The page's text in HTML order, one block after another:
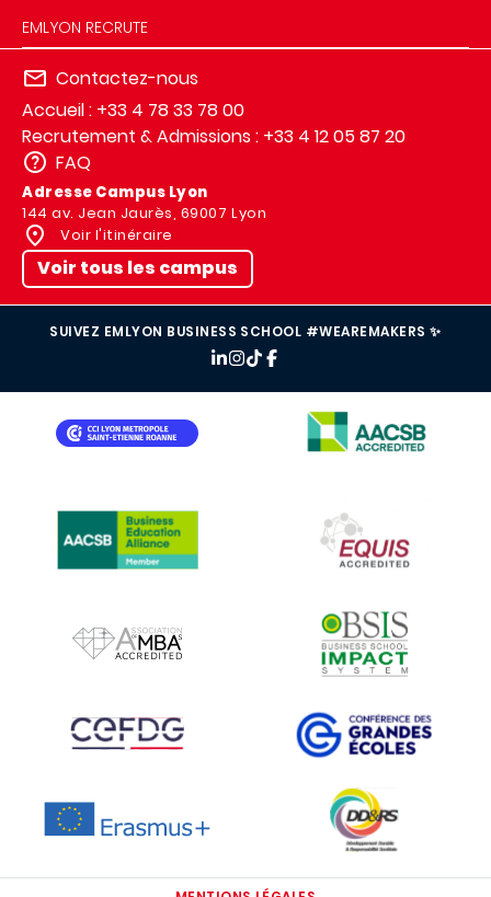
EMLYON RECRUTE
Contactez-nous
Accueil : +33 4 78 33 78 00
Recrutement & Admissions : +33 4 12 05 87 20
FAQ
Adresse Campus Lyon
144 av. Jean Jaurès, 69007 Lyon
Voir l'itinéraire
Voir tous les campus
SUIVEZ EMLYON BUSINESS SCHOOL #WEAREMAKERS ✨
IMAGE
IMAGE
IMAGE
IMAGE
IMAGE IMAGE